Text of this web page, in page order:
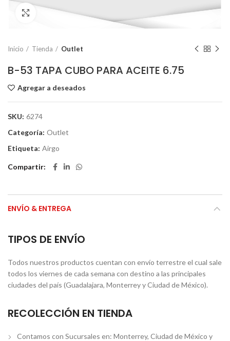
Click to enlarge
Inicio Tienda Outlet
B-53 TAPA CUBO PARA ACEITE 6.75
Agregar a deseados
SKU: 6274
Categoría: Outlet
Etiqueta: Airgo
Compartir
ENVÍO & ENTREGA
TIPOS DE ENVÍO
Todos nuestros productos cuentan con envío terrestre el cual sale
todos los viernes de cada semana con destino a las principales
ciudades del país (Guadalajara, Monterrey y Ciudad de México).
RECOLECCIÓN EN TIENDA
Contamos con Sucursales en: Monterrey, Ciudad de México y